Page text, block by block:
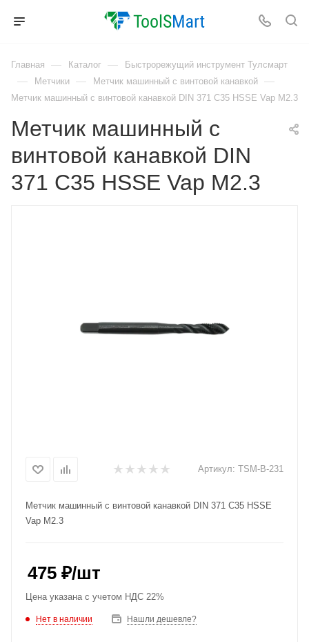
Главная — Каталог — Быстрорежущий инструмент Тулсмарт
— Метчики — Метчик машинный с винтовой канавкой —
Метчик машинный с винтовой канавкой DIN 371 C35 HSSE Vap M2.3
Метчик машинный с
винтовой канавкой DIN
371 C35 HSSE Vap M2.3
Артикул: TSM-B-231
Метчик машинный с винтовой канавкой DIN 371 C35 HSSE
Vap M2.3
475 ₽/шт
Цена указана с учетом НДС 22%
Нет в наличии Нашли дешевле?